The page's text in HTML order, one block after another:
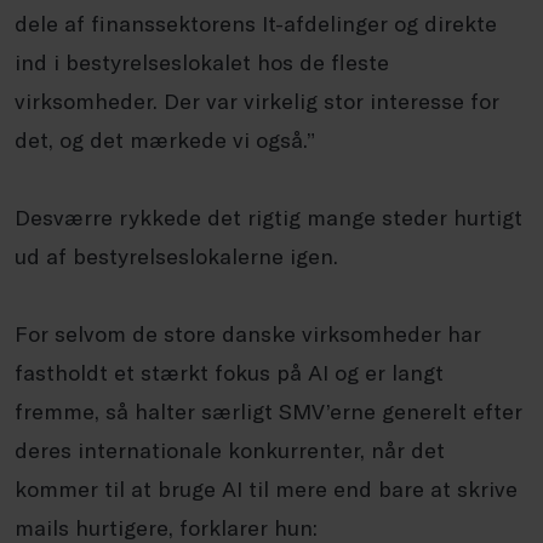
dele af finanssektorens It-afdelinger og direkte
ind i bestyrelseslokalet hos de fleste
virksomheder. Der var virkelig stor interesse for
det, og det mærkede vi også.”
Desværre rykkede det rigtig mange steder hurtigt
ud af bestyrelseslokalerne igen.
For selvom de store danske virksomheder har
fastholdt et stærkt fokus på AI og er langt
fremme, så halter særligt SMV’erne generelt efter
deres internationale konkurrenter, når det
kommer til at bruge AI til mere end bare at skrive
mails hurtigere, forklarer hun: